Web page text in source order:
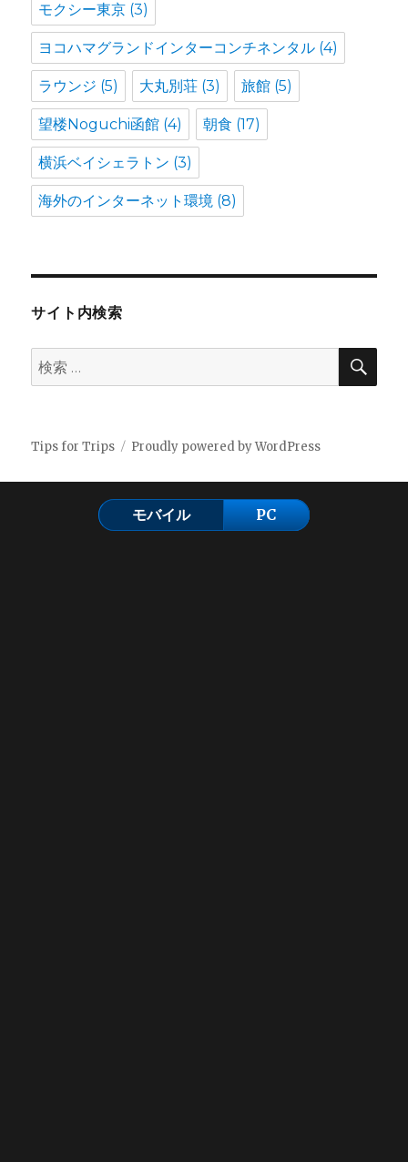
モクシー東京 (3)
ヨコハマグランドインターコンチネンタル (4)
ラウンジ (5) 大丸別荘 (3) 旅館 (5)
望楼Noguchi函館 (4) 朝食 (17)
横浜ベイシェラトン (3)
海外のインターネット環境 (8)
サイト内検索
検
索:
検
Tips for Trips Proudly powered by WordPress
モバイル PC